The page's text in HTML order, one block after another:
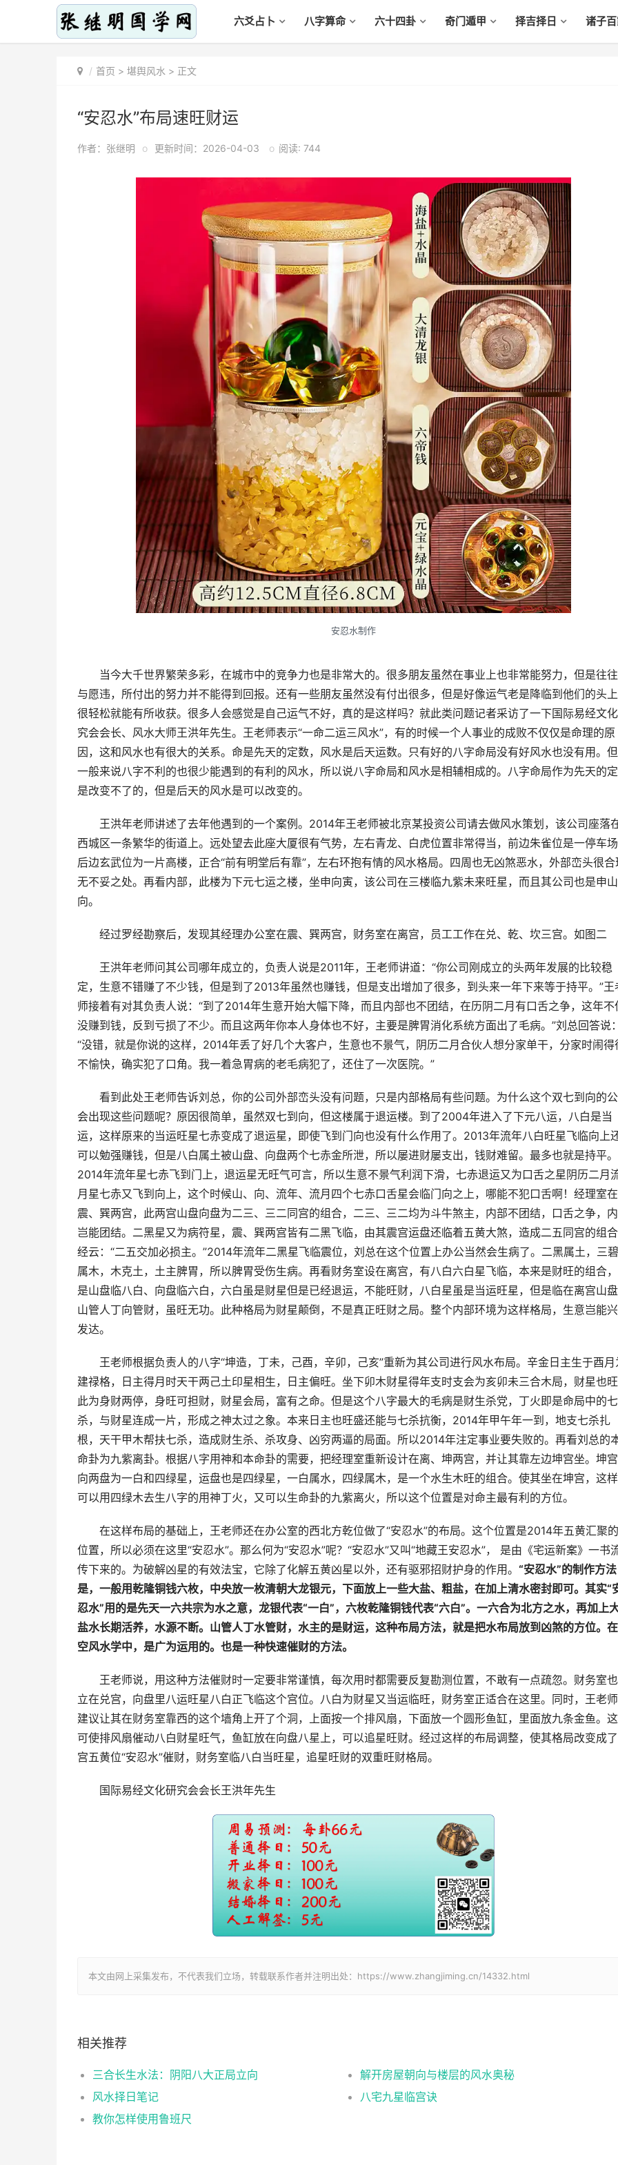
六爻占卜 八字算命 六十四卦 奇门遁甲 择吉择日 诸子
首页 > 堪舆风水 > 正文
“安忍水”布局速旺财运
作者：张继明 o 更新时间：2026-04-03 o 阅读: 744
安忍水制作
当今大千世界繁荣多彩，在城市中的竞争力也是非常大的。很多朋友虽然在事业上也非常能努力，但是往
与愿违，所付出的努力并不能得到回报。还有一些朋友虽然没有付出很多，但是好像运气老是降临到他们的头上
很轻松就能有所收获。很多人会感觉是自己运气不好，真的是这样吗？就此类问题记者采访了一下国际易经文
究会会长、风水大师王洪年先生。王老师表示“一命二运三风水”，有的时候一个人事业的成败不仅仅是命理的原
因，这和风水也有很大的关系。命是先天的定数，风水是后天运数。只有好的八字命局没有好风水也没有用。
一般来说八字不利的也很少能遇到的有利的风水，所以说八字命局和风水是相辅相成的。八字命局作为先天的
是改变不了的，但是后天的风水是可以改变的。
王洪年老师讲述了去年他遇到的一个案例。2014年王老师被北京某投资公司请去做风水策划，该公司座落
西城区一条繁华的街道上。远处望去此座大厦很有气势，左右青龙、白虎位置非常得当，前边朱雀位是一停车场
后边玄武位为一片高楼，正合“前有明堂后有靠”，左右环抱有情的风水格局。四周也无凶煞恶水，外部峦头很合
无不妥之处。再看内部，此楼为下元七运之楼，坐申向寅，该公司在三楼临九紫未来旺星，而且其公司也是申
向。
经过罗经勘察后，发现其经理办公室在震、巽两宫，财务室在离宫，员工工作在兑、乾、坎三宫。如图二
王洪年老师问其公司哪年成立的，负责人说是2011年，王老师讲道：“你公司刚成立的头两年发展的比较稳
定，生意不错赚了不少钱，但是到了2013年虽然也赚钱，但是支出增加了很多，到头来一年下来等于持平。”王
师接着有对其负责人说：“到了2014年生意开始大幅下降，而且内部也不团结，在历阴二月有口舌之争，这年不
没赚到钱，反到亏损了不少。而且这两年你本人身体也不好，主要是脾胃消化系统方面出了毛病。”刘总回答说：
“没错，就是你说的这样，2014年丢了好几个大客户，生意也不景气，阴历二月合伙人想分家单干，分家时闹得
不愉快，确实犯了口角。我一着急胃病的老毛病犯了，还住了一次医院。”
看到此处王老师告诉刘总，你的公司外部峦头没有问题，只是内部格局有些问题。为什么这个双七到向的
会出现这些问题呢？原因很简单，虽然双七到向，但这楼属于退运楼。到了2004年进入了下元八运，八白是当
运，这样原来的当运旺星七赤变成了退运星，即使飞到门向也没有什么作用了。2013年流年八白旺星飞临向上
可以勉强赚钱，但是八白属土被山盘、向盘两个七赤金所泄，所以屡进财屡支出，钱财难留。最多也就是持平。
2014年流年星七赤飞到门上，退运星无旺气可言，所以生意不景气利润下滑，七赤退运又为口舌之星阴历二月
月星七赤又飞到向上，这个时候山、向、流年、流月四个七赤口舌星会临门向之上，哪能不犯口舌啊！经理室在
震、巽两宫，此两宫山盘向盘为二三、三二同宫的组合，二三、三二均为斗牛煞主，内部不团结，口舌之争，
岂能团结。二黑星又为病符星，震、巽两宫皆有二黑飞临，由其震宫运盘还临着五黄大煞，造成二五同宫的组合
经云：“二五交加必损主。”2014年流年二黑星飞临震位，刘总在这个位置上办公当然会生病了。二黑属土，三碧
属木，木克土，土主脾胃，所以脾胃受伤生病。再看财务室设在离宫，有八白六白星飞临，本来是财旺的组合
是山盘临八白、向盘临六白，六白虽是财星但是已经退运，不能旺财，八白星虽是当运旺星，但是临在离宫山盘
山管人丁向管财，虽旺无功。此种格局为财星颠倒，不是真正旺财之局。整个内部环境为这样格局，生意岂能
发达。
王老师根据负责人的八字“坤造，丁未，己酉，辛卯，己亥”重新为其公司进行风水布局。辛金日主生于酉月
建禄格，日主得月时天干两己土印星相生，日主偏旺。坐下卯木财星得年支时支会为亥卯未三合木局，财星也旺
此为身财两停，身旺可担财，财星会局，富有之命。但是这个八字最大的毛病是财生杀党，丁火即是命局中的七
杀，与财星连成一片，形成之神太过之象。本来日主也旺盛还能与七杀抗衡，2014年甲午年一到，地支七杀扎
根，天干甲木帮扶七杀，造成财生杀、杀攻身、凶穷两逼的局面。所以2014年注定事业要失败的。再看刘总的
命卦为九紫离卦。根据八字用神和本命卦的需要，把经理室重新设计在离、坤两宫，并让其靠左边坤宫坐。坤
向两盘为一白和四绿星，运盘也是四绿星，一白属水，四绿属木，是一个水生木旺的组合。使其坐在坤宫，这
可以用四绿木去生八字的用神丁火，又可以生命卦的九紫离火，所以这个位置是对命主最有利的方位。
在这样布局的基础上，王老师还在办公室的西北方乾位做了“安忍水”的布局。这个位置是2014年五黄汇聚的
位置，所以必须在这里“安忍水”。那么何为“安忍水”呢？“安忍水”又叫“地藏王安忍水”， 是由《宅运新案》一书
传下来的。为破解凶星的有效法宝，它除了化解五黄凶星以外，还有驱邪招财护身的作用。 “安忍水”的制作方法
是，一般用乾隆铜钱六枚，中央放一枚清朝大龙银元，下面放上一些大盐、粗盐，在加上清水密封即可。其实“
忍水”用的是先天一六共宗为水之意，龙银代表“一白”，六枚乾隆铜钱代表“六白”。一六合为北方之水，再加上
盐水长期活养，水源不断。山管人丁水管财，水主的是财运，这种布局方法，就是把水布局放到凶煞的方位。
空风水学中，是广为运用的。也是一种快速催财的方法。
王老师说，用这种方法催财时一定要非常谨慎，每次用时都需要反复勘测位置，不敢有一点疏忽。财务室
立在兑宫，向盘里八运旺星八白正飞临这个宫位。八白为财星又当运临旺，财务室正适合在这里。同时，王老
建议让其在财务室靠西的这个墙角上开了个洞，上面按一个排风扇，下面放一个圆形鱼缸，里面放九条金鱼。
可使排风扇催动八白财星旺气，鱼缸放在向盘八星上，可以追星旺财。经过这样的布局调整，使其格局改变成
宫五黄位“安忍水”催财，财务室临八白当旺星，追星旺财的双重旺财格局。
国际易经文化研究会会长王洪年先生
本文由网上采集发布，不代表我们立场，转载联系作者并注明出处：https://www.zhangjiming.cn/14332.html
相关推荐
三合长生水法：阴阳八大正局立向
解开房屋朝向与楼层的风水奥秘
风水择日笔记
八宅九星临宫诀
教你怎样使用鲁班尺